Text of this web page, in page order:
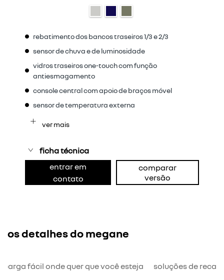
rebatimento dos bancos traseiros 1/3 e 2/3
sensor de chuva e de luminosidade
vidros traseiros one-touch com função
antiesmagamento
console central com apoio de braços móvel
sensor de temperatura externa
ver mais
ficha técnica
entrar em
contato
comparar
versão
os detalhes do megane
fácil onde quer que você esteja soluções de